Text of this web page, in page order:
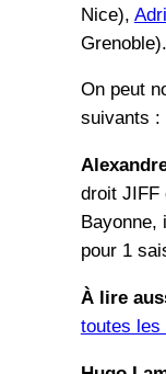
Nice),
Grenoble).
On peut
suivants :
droit JIFF
Bayonne,
pour 1
À lire
toutes les